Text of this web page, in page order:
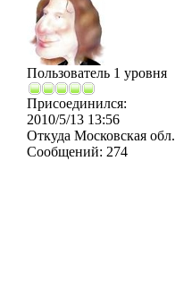
Пользователь 1 уровня
Присоединился:
2010/5/13 13:56
Откуда Московская обл.
Сообщений: 274